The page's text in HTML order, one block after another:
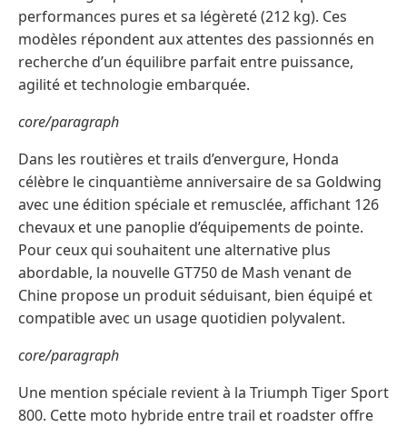
performances pures et sa légèreté (212 kg). Ces
modèles répondent aux attentes des passionnés en
recherche d’un équilibre parfait entre puissance,
agilité et technologie embarquée.
core/paragraph
Dans les routières et trails d’envergure, Honda
célèbre le cinquantième anniversaire de sa Goldwing
avec une édition spéciale et remusclée, affichant 126
chevaux et une panoplie d’équipements de pointe.
Pour ceux qui souhaitent une alternative plus
abordable, la nouvelle GT750 de Mash venant de
Chine propose un produit séduisant, bien équipé et
compatible avec un usage quotidien polyvalent.
core/paragraph
Une mention spéciale revient à la Triumph Tiger Sport
800. Cette moto hybride entre trail et roadster offre